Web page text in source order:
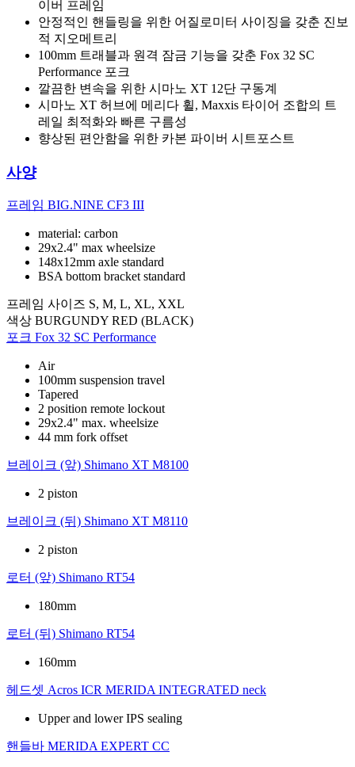
이버 프레임
안정적인 핸들링을 위한 어질로미터 사이징을 갖춘 진보
적 지오메트리
100mm 트래블과 원격 잠금 기능을 갖춘 Fox 32 SC
Performance 포크
깔끔한 변속을 위한 시마노 XT 12단 구동계
시마노 XT 허브에 메리다 휠, Maxxis 타이어 조합의 트
레일 최적화와 빠른 구름성
향상된 편안함을 위한 카본 파이버 시트포스트
사양
프레임 BIG.NINE CF3 III
material: carbon
29x2.4" max wheelsize
148x12mm axle standard
BSA bottom bracket standard
프레임 사이즈 S, M, L, XL, XXL
색상 BURGUNDY RED (BLACK)
포크 Fox 32 SC Performance
Air
100mm suspension travel
Tapered
2 position remote lockout
29x2.4" max. wheelsize
44 mm fork offset
브레이크 (앞) Shimano XT M8100
2 piston
브레이크 (뒤) Shimano XT M8110
2 piston
로터 (앞) Shimano RT54
180mm
로터 (뒤) Shimano RT54
160mm
헤드셋 Acros ICR MERIDA INTEGRATED neck
Upper and lower IPS sealing
핸들바 MERIDA EXPERT CC